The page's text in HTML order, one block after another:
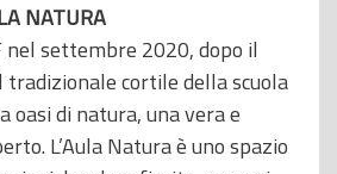
NATURA
nel settembre 2020, dopo il
cortile della scuola
oasi di natura, una vera e
L’Aula Natura è uno spazio